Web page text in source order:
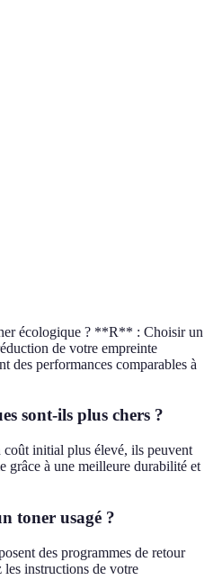
écologique ? **R** : Choisir un
de votre empreinte
des performances comparables à
sont-ils plus chers ?
initial plus élevé, ils peuvent
grâce à une meilleure durabilité et
toner usagé ?
des programmes de retour
instructions de votre